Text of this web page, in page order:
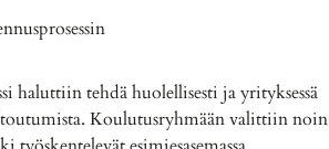
tehdä huolellisesti ja yrityksessä
Koulutusryhmään valittiin noin